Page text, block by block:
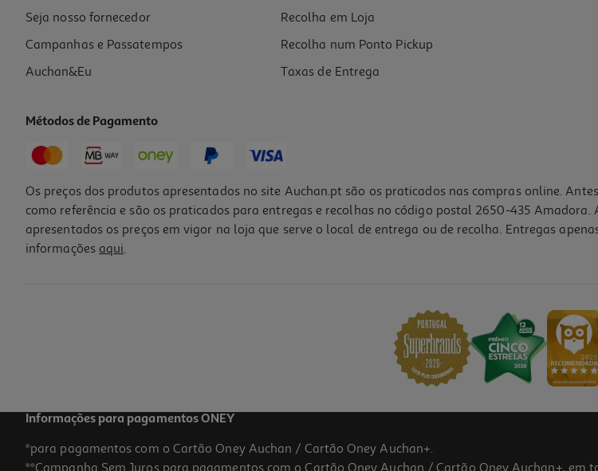
+0,10 € Depósito
Seja nosso fornecedor
Campanhas e Passatempos
Auchan&Eu
Recolha em Loja
Recolha num Ponto Pickup
Taxas de Entrega
Métodos de Pagamento
Os preços dos produtos apresentados no site Auchan.pt são os praticados nas compras online.
como referência e são os praticados para entregas e recolhas no código postal 2650-435
apresentados os preços em vigor na loja que serve o local de entrega ou de recolha. Entregas
informações aqui.
Informações para pagamentos ONEY
*para pagamentos com o Cartão Oney Auchan / Cartão Oney Auchan+.
**Campanha Sem Juros para pagamentos com o Cartão Oney Auchan / Cartão Oney Auchan+,